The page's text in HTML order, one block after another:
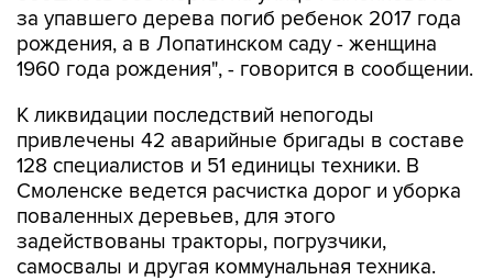
за упавшего дерева погиб ребенок 2017 года
рождения, а в Лопатинском саду - женщина
1960 года рождения", - говорится в сообщении.
К ликвидации последствий непогоды
привлечены 42 аварийные бригады в составе
128 специалистов и 51 единицы техники. В
Смоленске ведется расчистка дорог и уборка
поваленных деревьев, для этого
задействованы тракторы, погрузчики,
самосвалы и другая коммунальная техника.